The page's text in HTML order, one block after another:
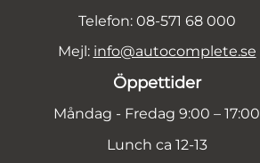
Telefon: 08-571 68 000
Mejl: info@autocomplete.se
Öppettider
Måndag - Fredag 9:00 – 17:00
Lunch ca 12-13